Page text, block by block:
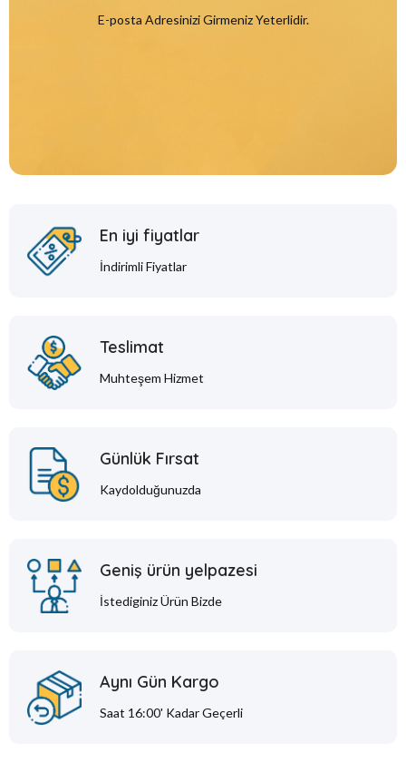
E-posta Adresinizi Girmeniz Yeterlidir.
En iyi fiyatlar
İndirimli Fiyatlar
Teslimat
Muhteşem Hizmet
Günlük Fırsat
Kaydolduğunuzda
Geniş ürün yelpazesi
İstediginiz Ürün Bizde
Aynı Gün Kargo
Saat 16:00' Kadar Geçerli